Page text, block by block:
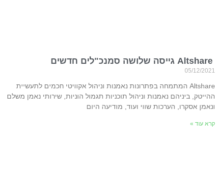
05/12/2021
Altshare המתמחה בפתרונות נאמנות וניהול אקוויטי חכמים לתעשיית
ההייטק, ביניהם נאמנות וניהול תוכניות תגמול הוניות, שירותי נאמן משלם
ונאמן אסקרו, הערכות שווי ועוד, מודיעה היום
קרא עוד »